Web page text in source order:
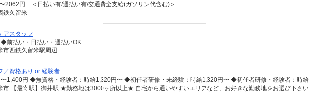
2062円 ＜日払い有/週払い有/交通費全支給(ガソリン代含む)＞
鉄久留米
アスタッフ
前払い・日払い・週払いOK
市西鉄久留米駅周辺
／資格あり or 経験者
市 【最寄駅】御井駅 ★勤務地は3000ヶ所以上★ 自宅から通いやすいエリアなど、お好きな勤務地をお選び下さ